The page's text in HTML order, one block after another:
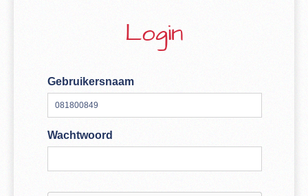
Login
Gebruikersnaam
Wachtwoord